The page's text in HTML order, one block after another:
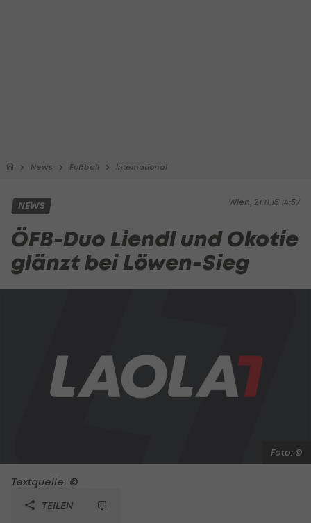
News Fußball International
Wien, 21.11.15 14:57
NEWS
ÖFB-Duo Liendl und Okotie
glänzt bei Löwen-Sieg
Foto: ©
Textquelle: ©
TEILEN